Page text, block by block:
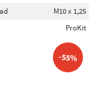
M10 x 1,25
ProKit
-55%